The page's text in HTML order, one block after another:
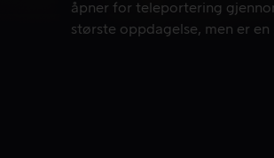
åpner for teleportering
største oppdagelse, men er